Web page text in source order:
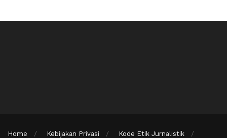
Home Kebijakan Privasi Kode Etik Jurnalistik